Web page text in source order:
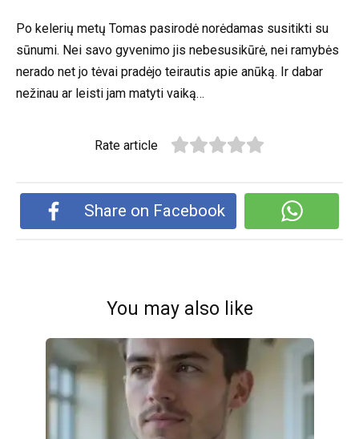
Po kelerių metų Tomas pasirodė norėdamas susitikti su
sūnumi. Nei savo gyvenimo jis nebesusikūrė, nei ramybės
nerado net jo tėvai pradėjo teirautis apie anūką. Ir dabar
nežinau ar leisti jam matyti vaiką…
Rate article
Share on Facebook
You may also like